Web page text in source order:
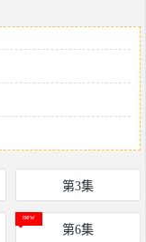
第3集
第6集